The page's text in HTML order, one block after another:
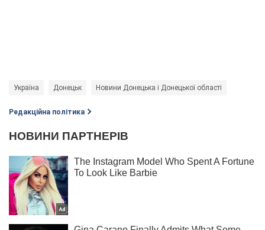
Україна Донецьк Новини Донецька і Донецької області
Редакційна політика